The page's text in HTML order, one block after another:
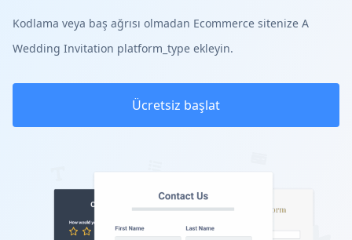
Kodlama veya baş ağrısı olmadan Ecommerce sitenize A
Wedding Invitation platform_type ekleyin.
Ücretsiz başlat